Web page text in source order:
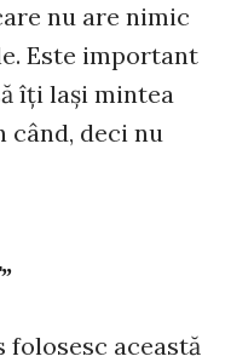
nu are nimic
Este important
îți lași mintea
când, deci nu
”
folosesc această